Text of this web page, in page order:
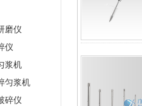
磨仪
仪
浆机
匀浆机
碎仪